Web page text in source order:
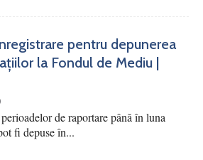
pentru depunerea
la Fondul de Mediu |
de raportare până în luna
fi depuse în...